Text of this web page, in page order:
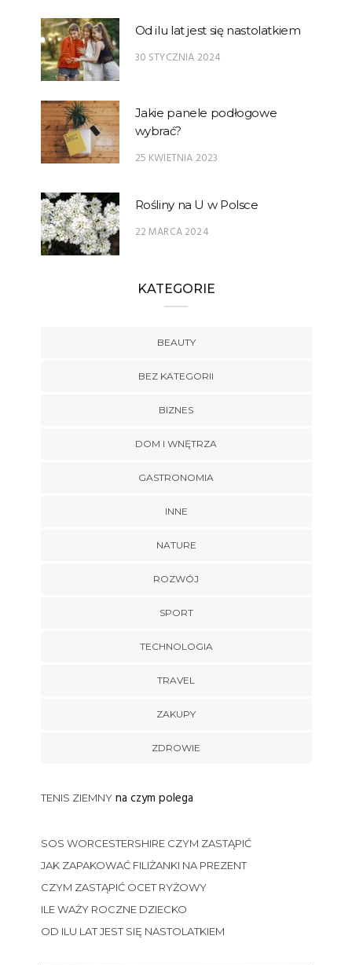
Od ilu lat jest się nastolatkiem
30 STYCZNIA 2024
Jakie panele podłogowe
wybrać?
25 KWIETNIA 2023
Rośliny na U w Polsce
22 MARCA 2024
KATEGORIE
BEAUTY
BEZ KATEGORII
BIZNES
DOM I WNĘTRZA
GASTRONOMIA
INNE
NATURE
ROZWÓJ
SPORT
TECHNOLOGIA
TRAVEL
ZAKUPY
ZDROWIE
TENIS ZIEMNYna czym polega
SOS WORCESTERSHIRE CZYM ZASTĄPIĆ
JAK ZAPAKOWAĆ FILIŻANKI NA PREZENT
CZYM ZASTĄPIĆ OCET RYŻOWY
ILE WAŻY ROCZNE DZIECKO
OD ILU LAT JEST SIĘ NASTOLATKIEM